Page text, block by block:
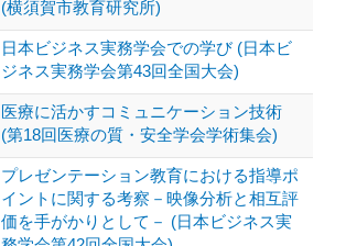
(横須賀市教育研究所)
日本ビジネス実務学会での学び (日本ビ
ジネス実務学会第43回全国大会)
医療に活かすコミュニケーション技術
(第18回医療の質・安全学会学術集会)
プレゼンテーション教育における指導ポ
イントに関する考察－映像分析と相互評
価を手がかりとして－ (日本ビジネス実